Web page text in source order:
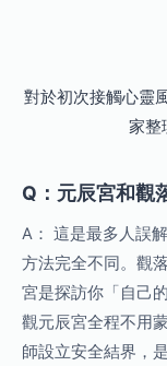
對於初次接觸心靈
家整
Q：元辰宮和觀
A： 這是最多人誤
方法完全不同。觀
宮是探訪你「自己
觀元辰宮全程不用
師設立安全結界，